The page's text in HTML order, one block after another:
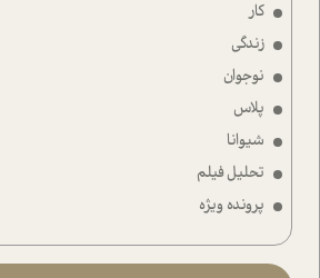
کار
زندگی
نوجوان
پلاس
شیوانا
تحلیل فیلم
پرونده ویژه